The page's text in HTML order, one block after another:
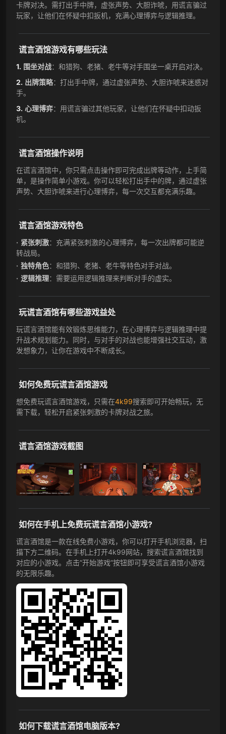
卡牌对决。需打出手中牌，虚张声势、大胆诈唬，用谎言骗过
玩家，让他们在怀疑中扣扳机，充满心理博弈与逻辑推理。
谎言酒馆游戏有哪些玩法
围坐对战：和猎狗、老猪、老牛等对手围坐一桌开启对决。
出牌策略：打出手中牌，通过虚张声势、大胆诈唬来迷惑对
手。
心理博弈：用谎言骗过其他玩家，让他们在怀疑中扣动扳
机。
谎言酒馆操作说明
在谎言酒馆中，你只需点击操作即可完成出牌等动作，上手简
单，是操作简单小游戏。你可以轻松打出手中的牌，通过虚张
声势、大胆诈唬来进行心理博弈，每一次交互都充满乐趣。
谎言酒馆游戏特色
紧张刺激：充满紧张刺激的心理博弈，每一次出牌都可能逆
转战局。
独特角色：和猎狗、老猪、老牛等特色对手对战。
逻辑推理：需要运用逻辑推理来判断对手的虚实。
玩谎言酒馆有哪些游戏益处
玩谎言酒馆能有效锻炼思维能力，在心理博弈与逻辑推理中提
升战术规划能力。同时，与对手的对战也能增强社交互动，激
发想象力，让你在游戏中不断成长。
如何免费玩谎言酒馆游戏
想免费玩谎言酒馆游戏，只需在4k99搜索即可开始畅玩，无
需下载，轻松开启紧张刺激的卡牌对战之旅。
谎言酒馆游戏截图
如何在手机上免费玩谎言酒馆小游戏?
谎言酒馆是一款在线免费小游戏，你可以打开手机浏览器，扫
描下方二维码。在手机上打开4k99网站，搜索谎言酒馆找到
对应的小游戏。点击”开始游戏”按钮即可享受谎言酒馆小游戏
的无限乐趣。
如何下载谎言酒馆电脑版本?